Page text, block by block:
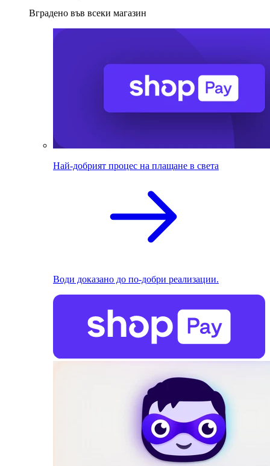
Вградено във всеки магазин
Най-добрият процес на плащане в света
Води доказано до по-добри реализации.